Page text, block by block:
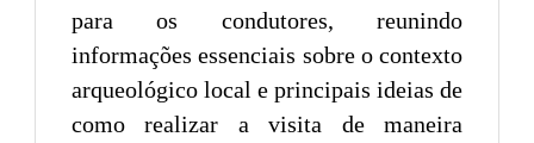
para os condutores, reunindo
informações essenciais sobre o contexto
arqueológico local e principais ideias de
como realizar a visita de maneira